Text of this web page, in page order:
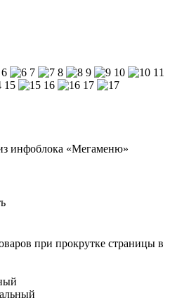
6 7 8 9 10
11
15 16
17
инфоблока «Мегаменю»
при прокрутке страницы в